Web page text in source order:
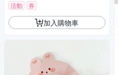
活動 券
加入購物車